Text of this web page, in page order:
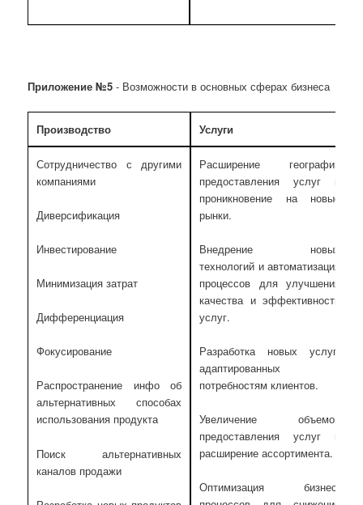
Приложение №5- Возможности в основных сферах бизнеса
Производство Услуги
Сотрудничество с другими
компаниями
Диверсификация
Инвестирование
Минимизация затрат
Дифференциация
Фокусирование
Распространение инфо об
альтернативных способах
использования продукта
Поиск альтернативных
каналов продажи
Расширение географии
предоставления услуг и
проникновение на новые
рынки.
Внедрение новых
технологий и автоматизация
процессов для улучшения
качества и эффективности
услуг.
Разработка новых услуг,
адаптированных к
потребностям клиентов.
Увеличение объемов
предоставления услуг и
расширение ассортимента.
Оптимизация бизнес-